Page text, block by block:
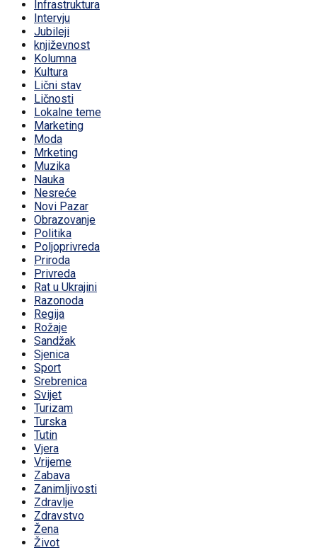
Infrastruktura
Intervju
Jubileji
književnost
Kolumna
Kultura
Lični stav
Ličnosti
Lokalne teme
Marketing
Moda
Mrketing
Muzika
Nauka
Nesreće
Novi Pazar
Obrazovanje
Politika
Poljoprivreda
Priroda
Privreda
Rat u Ukrajini
Razonoda
Regija
Rožaje
Sandžak
Sjenica
Sport
Srebrenica
Svijet
Turizam
Turska
Tutin
Vjera
Vrijeme
Zabava
Zanimljivosti
Zdravlje
Zdravstvo
Žena
Život